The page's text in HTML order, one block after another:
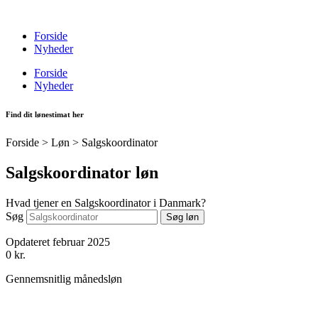
indholdForside
Nyheder
Forside
Nyheder
Find dit lønestimat her
Forside > Løn > Salgskoordinator
Salgskoordinator løn
Hvad tjener en Salgskoordinator i Danmark?
Søg
Søg løn
Opdateret februar 2025
0 kr.
Gennemsnitlig månedsløn